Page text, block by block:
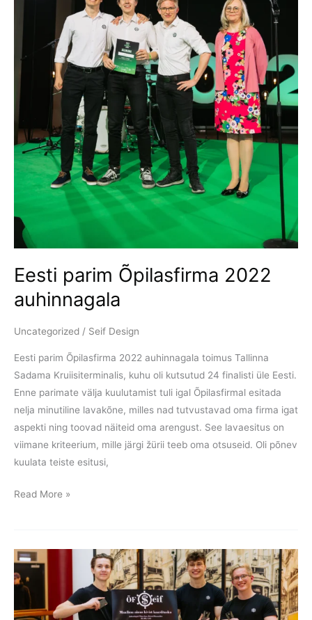
Eesti parim Õpilasfirma 2022
auhinnagala
Uncategorized / Seif Design
Eesti parim Õpilasfirma 2022 auhinnagala toimus Tallinna
Sadama Kruiisiterminalis, kuhu oli kutsutud 24 finalisti üle Eesti.
Enne parimate välja kuulutamist tuli igal Õpilasfirmal esitada
nelja minutiline lavakõne, milles nad tutvustavad oma firma igat
aspekti ning toovad näiteid oma arengust. See lavaesitus on
viimane kriteerium, mille järgi žürii teeb oma otsuseid. Oli põnev
kuulata teiste esitusi,
Read More »
Eesti
parim
Õpilasfirma
2022